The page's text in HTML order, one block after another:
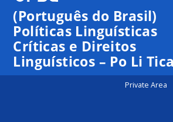
(Português do Brasil)
Políticas Linguísticas
Críticas e Direitos
Linguísticos – Po Li
Private Area